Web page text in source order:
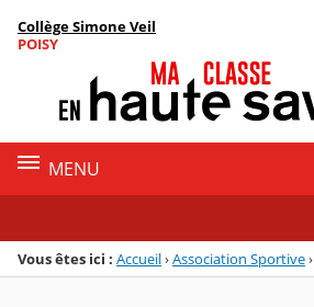
Menu de la rubrique
Contenu
Collège Simone Veil
POISY
MENU
Vous êtes ici : Accueil›Association Sportive›